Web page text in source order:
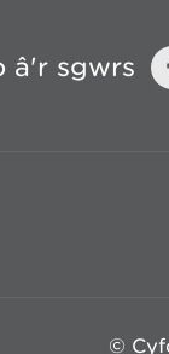
â'r sgwrs
©